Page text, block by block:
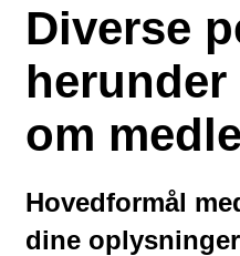
Diverse
herunder
om
Hovedformål
dine oplysninger